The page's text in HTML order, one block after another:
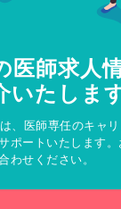
医師求人
いたしま
、医師専任のキャ
ポートいたします
わせください。